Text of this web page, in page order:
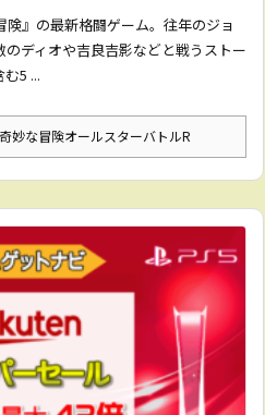
』の最新格闘ゲーム。往年のジョ
ディオや吉良吉影などと戦うストー
5 ...
妙な冒険オールスターバトルR